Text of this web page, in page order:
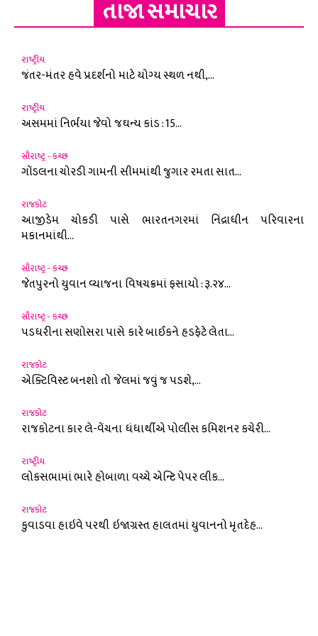
તાજા સમાચાર
રાષ્ટ્રીય
જંતર-મંતર હવે પ્રદર્શનો માટે યોગ્ય સ્થળ નથી,...
રાષ્ટ્રીય
અસમમાં નિર્ભયા જેવો જઘન્ય કાંડ : 15...
સૌરાષ્ટ્ર - કચ્છ
ગોંડલના ચોરડી ગામની સીમમાંથી જુગાર રમતા સાત...
રાજકોટ
આજીડેમ ચોકડી પાસે ભારતનગરમાં નિંદ્રાધીન પરિવારના
મકાનમાંથી...
સૌરાષ્ટ્ર - કચ્છ
જેતપુરનો યુવાન વ્યાજના વિષચક્રમાં ફસાયો : રૂ.૨૪...
સૌરાષ્ટ્ર - કચ્છ
પડધરીના સણોસરા પાસે કારે બાઈકને હડફેટે લેતા...
રાજકોટ
એક્ટિવિસ્ટ બનશો તો જેલમાં જવું જ પડશે,...
રાજકોટ
રાજકોટના કાર લે-વેંચના ધંધાર્થીએ પોલીસ કમિશનર કચેરી...
રાષ્ટ્રીય
લોકસભામાં ભારે હોબાળા વચ્ચે એન્ટિ પેપર લીક...
રાજકોટ
કુવાડવા હાઇવે પરથી ઇજાગ્રસ્ત હાલતમાં યુવાનનો મૃતદેહ...